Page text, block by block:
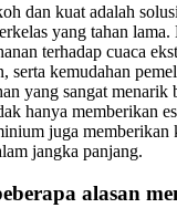
dan kuat adalah
yang tahan
terhadap cuaca
serta kemudahan
yang sangat menarik
hanya memberikan
juga memberikan
jangka panjang.
alasan